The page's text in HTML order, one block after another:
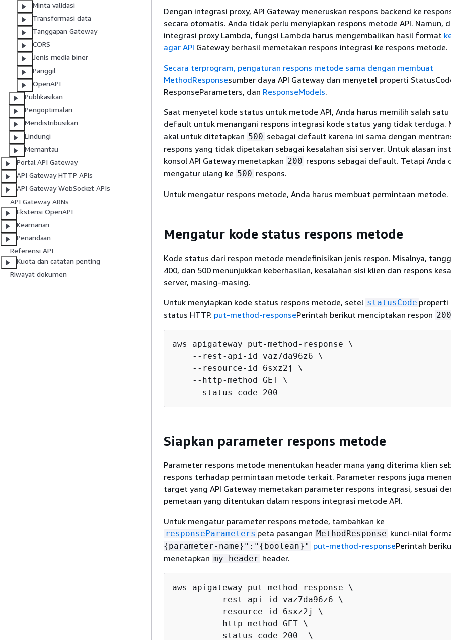
Minta validasi
Transformasi data
Tanggapan Gateway
CORS
Jenis media biner
Panggil
OpenAPI
Publikasikan
Pengoptimalan
Mendistribusikan
Lindungi
Memantau
Portal API Gateway
API Gateway HTTP APIs
API Gateway WebSocket APIs
API Gateway ARNs
Ekstensi OpenAPI
Keamanan
Penandaan
Referensi API
Kuota dan catatan penting
Riwayat dokumen
Dengan integrasi proxy, API Gateway meneruskan respons backend ke
secara otomatis. Anda tidak perlu menyiapkan respons metode API. Namun,
integrasi proxy Lambda, fungsi Lambda harus mengembalikan hasil format
agar API Gateway berhasil memetakan respons integrasi ke respons metode.
Secara terprogram, pengaturan respons metode sama dengan membuat
MethodResponsesumber daya API Gateway dan menyetel properti
ResponseParameters, dan ResponseModels.
Saat menyetel kode status untuk metode API, Anda harus memilih salah satu
default untuk menangani respons integrasi kode status yang tidak terduga.
akal untuk ditetapkan 500 sebagai default karena ini sama dengan
respons yang tidak dipetakan sebagai kesalahan sisi server. Untuk alasan
konsol API Gateway menetapkan 200 respons sebagai default. Tetapi Anda
mengatur ulang ke 500 respons.
Untuk mengatur respons metode, Anda harus membuat permintaan metode.
Mengatur kode status respons metode
Kode status dari respon metode mendefinisikan jenis respon. Misalnya,
400, dan 500 menunjukkan keberhasilan, kesalahan sisi klien dan respons
server, masing-masing.
Untuk menyiapkan kode status respons metode, setel statusCode properti
status HTTP. put-method-responsePerintah berikut menciptakan respon 200
aws apigateway put-method-response \
    --rest-api-id vaz7da96z6 \
    --resource-id 6sxz2j \
    --http-method GET \
    --status-code 200
Siapkan parameter respons metode
Parameter respons metode menentukan header mana yang diterima klien
respons terhadap permintaan metode terkait. Parameter respons juga
target yang API Gateway memetakan parameter respons integrasi, sesuai
pemetaan yang ditentukan dalam respons integrasi metode API.
Untuk mengatur parameter respons metode, tambahkan ke
responseParameters peta pasangan MethodResponse kunci-nilai
{parameter-name}":" {boolean}" put-method-responsePerintah
menetapkan my-header header.
aws apigateway put-method-response \
        --rest-api-id vaz7da96z6 \
        --resource-id 6sxz2j \
        --http-method GET \
        --status-code 200  \